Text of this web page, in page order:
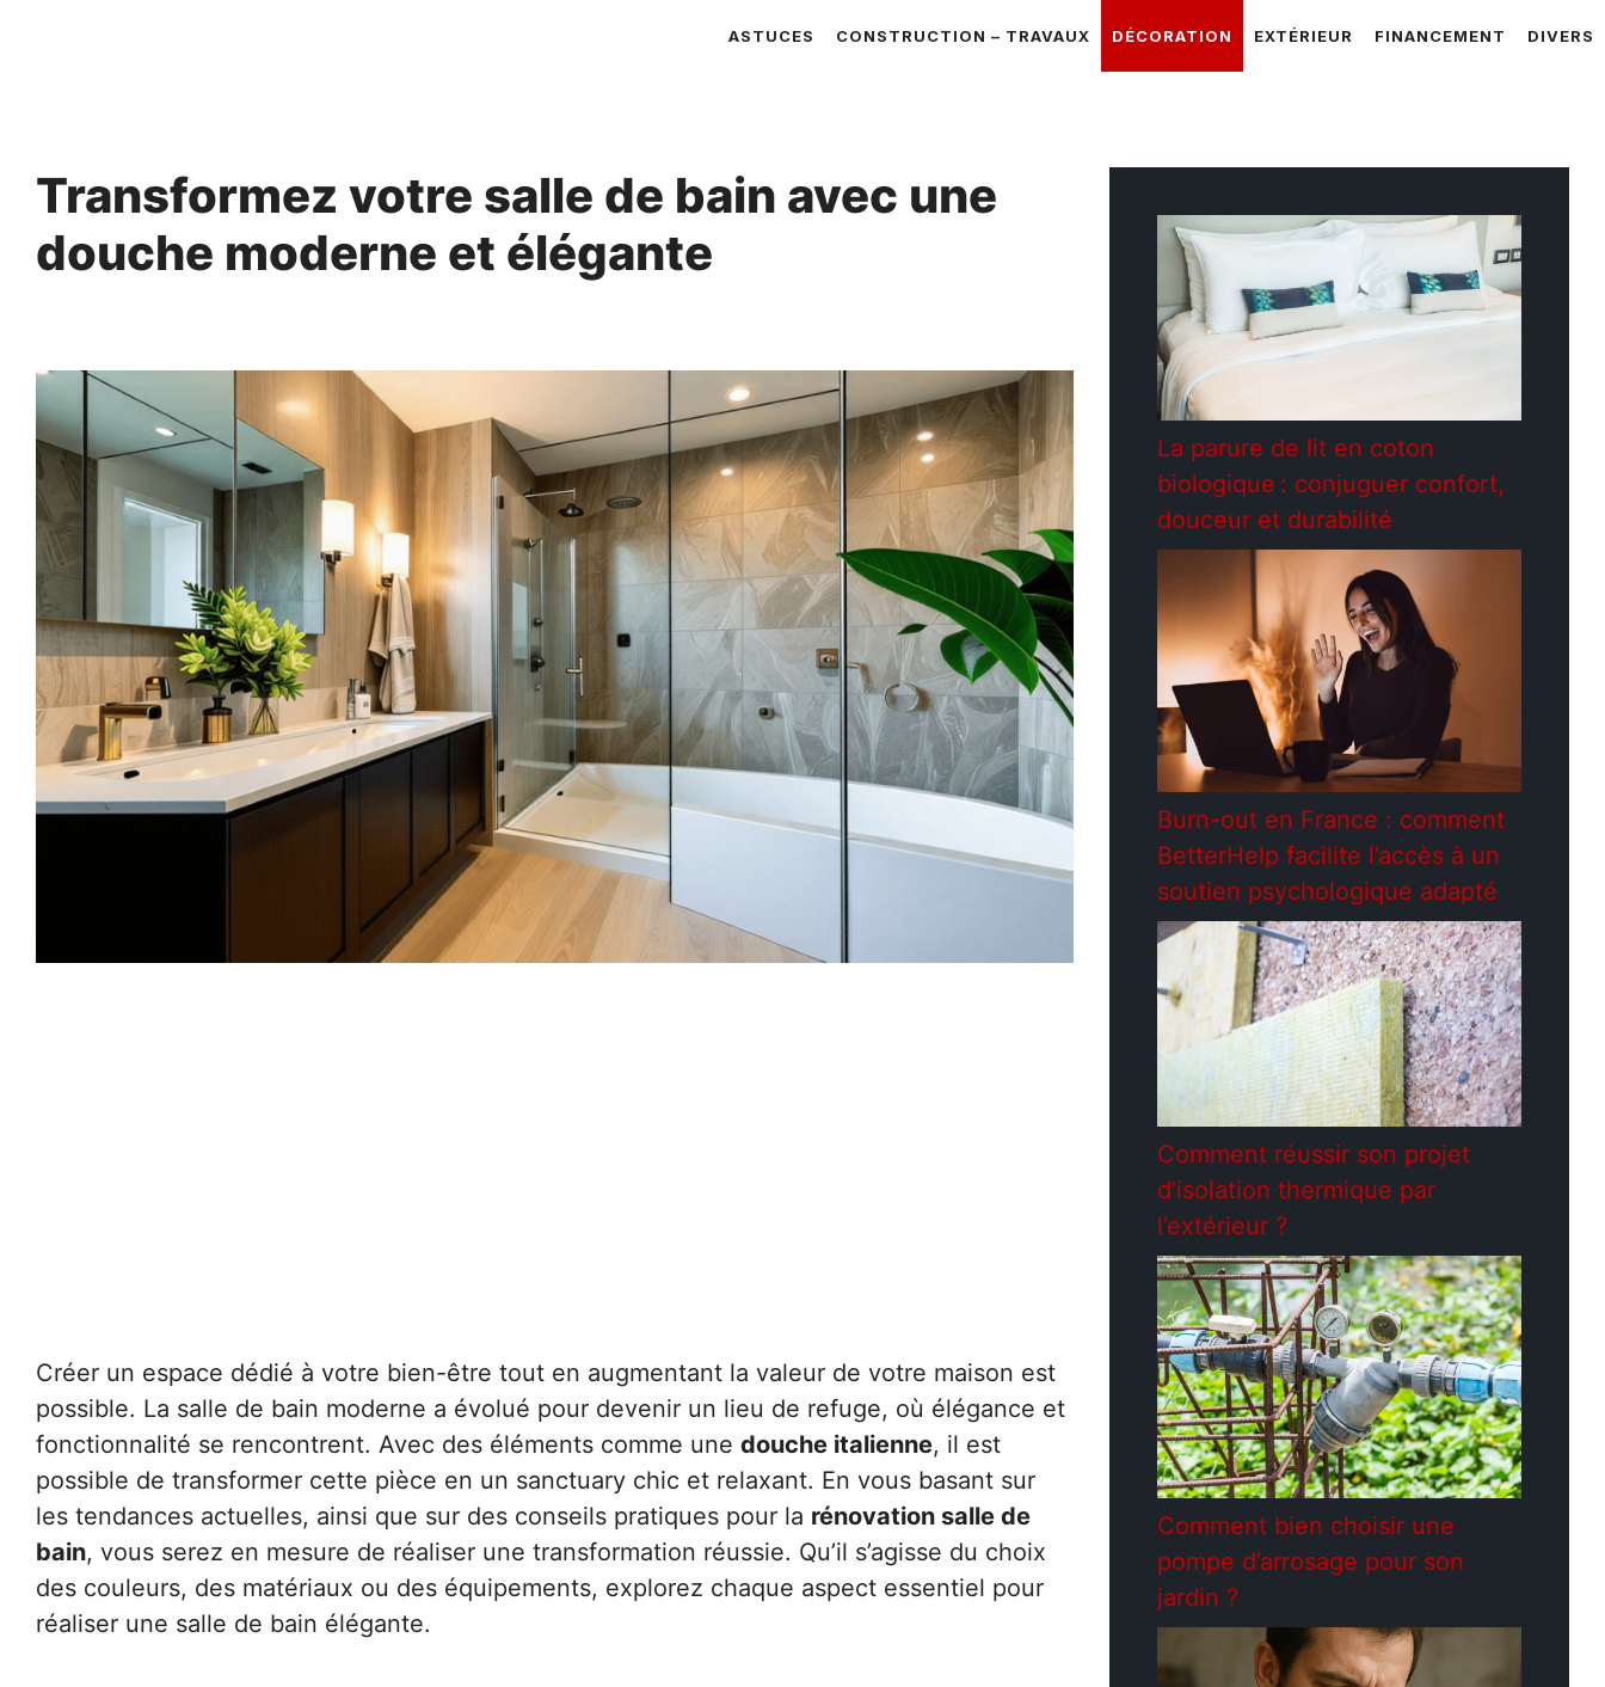
ASTUCES CONSTRUCTION – TRAVAUX DÉCORATION EXTÉRIEUR FINANCEMENT DIVERS
Transformez votre salle de bain avec une
douche moderne et élégante
Créer un espace dédié à votre bien-être tout en augmentant la valeur de votre maison est
possible. La salle de bain moderne a évolué pour devenir un lieu de refuge, où élégance et
fonctionnalité se rencontrent. Avec des éléments comme une douche italienne, il est
possible de transformer cette pièce en un sanctuary chic et relaxant. En vous basant sur
les tendances actuelles, ainsi que sur des conseils pratiques pour la rénovation salle de
bain, vous serez en mesure de réaliser une transformation réussie. Qu’il s’agisse du choix
des couleurs, des matériaux ou des équipements, explorez chaque aspect essentiel pour
réaliser une salle de bain élégante.
La parure de lit en coton
biologique : conjuguer confort,
douceur et durabilité
Burn-out en France : comment
BetterHelp facilite l’accès à un
soutien psychologique adapté
Comment réussir son projet
d’isolation thermique par
l’extérieur ?
Comment bien choisir une
pompe d’arrosage pour son
jardin ?